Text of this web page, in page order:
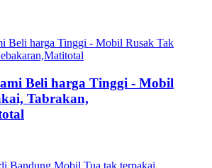
Beli harga Tinggi - Mobil
Tabrakan,